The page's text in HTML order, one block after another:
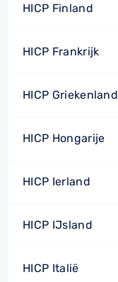
HICP Finland
HICP Frankrijk
HICP Griekenland
HICP Hongarije
HICP Ierland
HICP IJsland
HICP Italië